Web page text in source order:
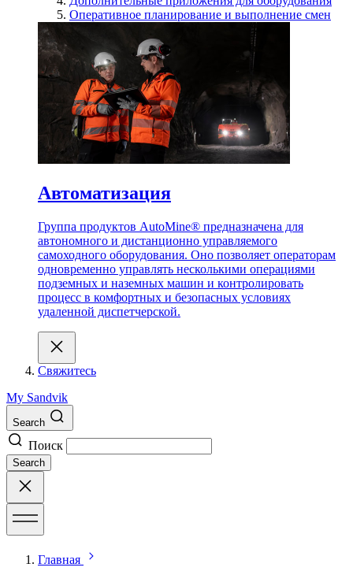
Оперативное планирование и выполнение смен
Автоматизация
Группа продуктов AutoMine® предназначена для
автономного и дистанционно управляемого
самоходного оборудования. Оно позволяет операторам
одновременно управлять несколькими операциями
подземных и наземных машин и контролировать
процесс в комфортных и безопасных условиях
удаленной диспетчерской.
Свяжитесь
My Sandvik
Search
Поиск
Search
Главная